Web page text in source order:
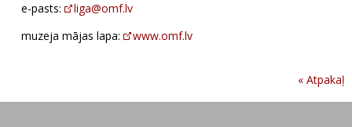
e-pasts:
liga@omf.lv
muzeja mājas lapa:
www.omf.lv
« Atpakaļ